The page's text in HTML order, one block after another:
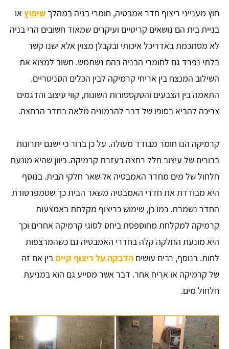
חוץ מענייני ריצוף חדר אמבטיה, חומרי בניה במהלך שיפוץאו
בניית בית הם נושאים קריטיים ועיקרים שמאוד חשובים הרי בניה
לא מסתכמת באדריכל איכותי ובקבלן מצוין אלא ישנו קשר
בלתי נפרד גם לחומרי הבניה בהם נשתמש. חשוב למצוא את
השילוב המנצח בין אריחי קרמיקה לבין הכלים הסניטריים.
התאמה בין הצבעים והטקסטורות השונות, קווי עיצוב והדגמים
צריכה להביא בסופו של דבר להרמוניה מלאה בחדר הרחצה.
קרמיקה הנו חומר מבודד מעולה. על כן ברור כי ישנם יתרונות
ברורים של עיצוב חלל רחצה בעזרת קרמיקה. כיוון שהיא מונעת
חלחול של מים מחדר האמבטיה אל שאר חלקי הבית. בנוסף
היא מבודדת את חדרי האמבטיה משאר הבית כך שטמפרטורת
החדר נשמרת. כמו כן, שימוש כריצוף מקלחת באמצעות
קרמיקה למקלחת מחוספסת ביחס לסוגי קרמיקה אחרים וכך
היא מונעת החלקה קלה בחדרי האמבטיה גם כשהמרצפות
לחות. בנוסף, רבים עושים הדבקה על ריצוף קיים בין אם זה
של קרמיקה או אריח אחר. דבר אשר מסייע גם הוא במניעת
חלחול מים.